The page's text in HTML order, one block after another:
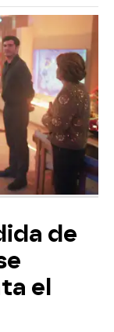
de
el